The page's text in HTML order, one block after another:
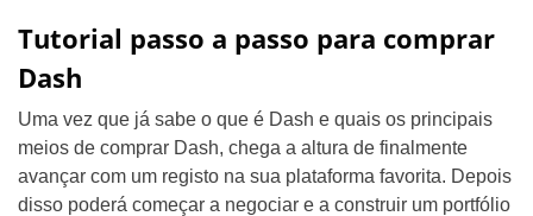
Tutorial passo a passo para comprar
Dash
Uma vez que já sabe o que é Dash e quais os principais
meios de comprar Dash, chega a altura de finalmente
avançar com um registo na sua plataforma favorita. Depois
disso poderá começar a negociar e a construir um portfólio